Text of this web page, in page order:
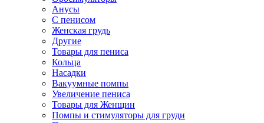
Анусы
С пенисом
Женская грудь
Другие
Товары для пениса
Кольца
Насадки
Вакуумные помпы
Увеличение пениса
Товары для Женщин
Помпы и стимуляторы для груди